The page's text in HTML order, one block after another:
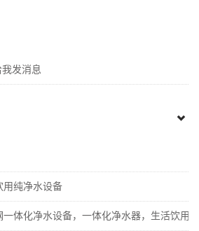
用纯净水设备
体化净水设备，一体化净水器，生活饮用